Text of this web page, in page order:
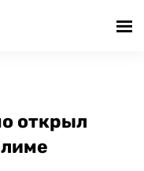
открыл